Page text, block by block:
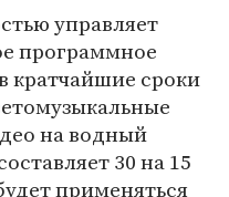
управляет
программное
кратчайшие сроки
на водный
30 на 15
применяться